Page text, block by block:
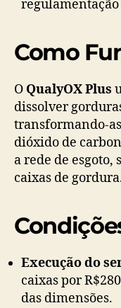
Como
O QualyOX Plus
dissolver
transformando-
dióxido de
a rede de
caixas de
Execução do
caixas por
das dimensões.